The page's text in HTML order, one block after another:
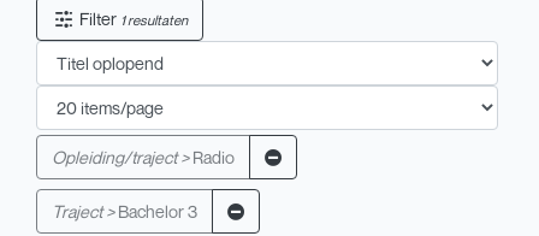
Filter 1 resultaten
Opleiding/traject > Radio
Traject > Bachelor 3